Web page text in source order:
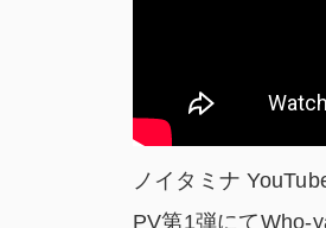
ノイタミナ
PV第1弾にてWho-